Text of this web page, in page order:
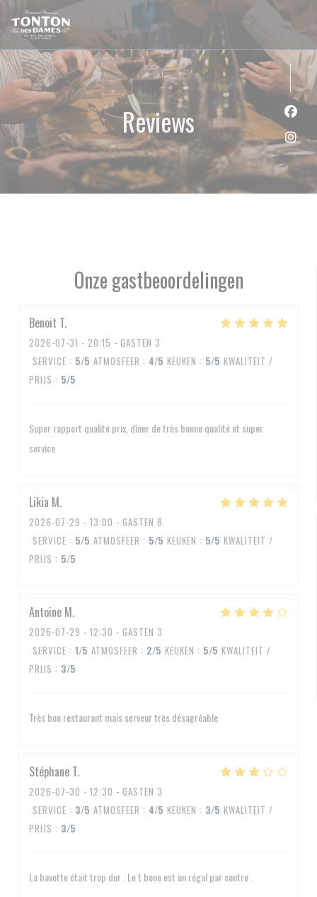
Cookies beheer paneel
Reviews
Onze gastbeoordelingen
Benoit T
2026-07-31 - 20:15 - GASTEN 3
SERVICE : 5/5 ATMOSFEER : 4/5 KEUKEN : 5/5 KWALITEIT /
PRIJS : 5/5
Super rapport qualité prix, dîner de très bonne qualité et super
service
Likia M
2026-07-29 - 13:00 - GASTEN 8
SERVICE : 5/5 ATMOSFEER : 5/5 KEUKEN : 5/5 KWALITEIT /
PRIJS : 5/5
Antoine M
2026-07-29 - 12:30 - GASTEN 3
SERVICE : 1/5 ATMOSFEER : 2/5 KEUKEN : 5/5 KWALITEIT /
PRIJS : 3/5
Très bon restaurant mais serveur très désagréable
Stéphane T
2026-07-30 - 12:30 - GASTEN 3
SERVICE : 3/5 ATMOSFEER : 4/5 KEUKEN : 3/5 KWALITEIT /
PRIJS : 3/5
La bavette était trop dur . Le t bone est un régal par contre .